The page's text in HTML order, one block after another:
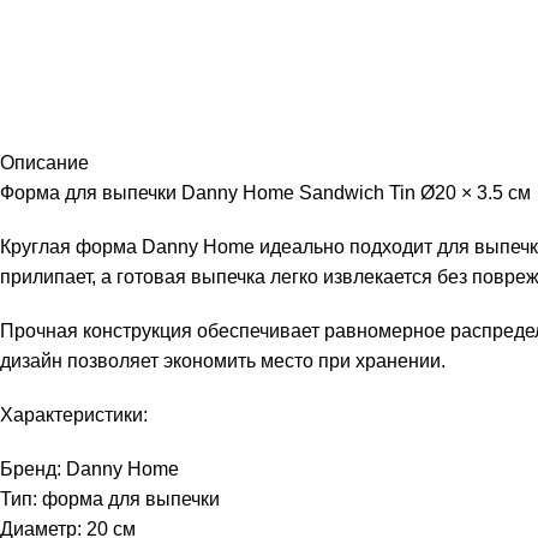
Описание
Форма для выпечки Danny Home Sandwich Tin Ø20 × 3.5 см
Круглая форма Danny Home идеально подходит для
прилипает, а готовая выпечка легко извлекается без
Прочная конструкция обеспечивает равномерное
дизайн позволяет экономить место при хранении.
Характеристики:
Бренд: Danny Home
Тип: форма для выпечки
Диаметр: 20 см